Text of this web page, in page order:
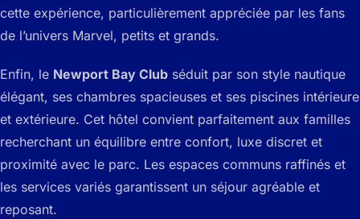
cette expérience, particulièrement appréciée par les fans
de l’univers Marvel, petits et grands.
Enfin, le Newport Bay Club séduit par son style nautique
élégant, ses chambres spacieuses et ses piscines intérieure
et extérieure. Cet hôtel convient parfaitement aux familles
recherchant un équilibre entre confort, luxe discret et
proximité avec le parc. Les espaces communs raffinés et
les services variés garantissent un séjour agréable et
reposant.